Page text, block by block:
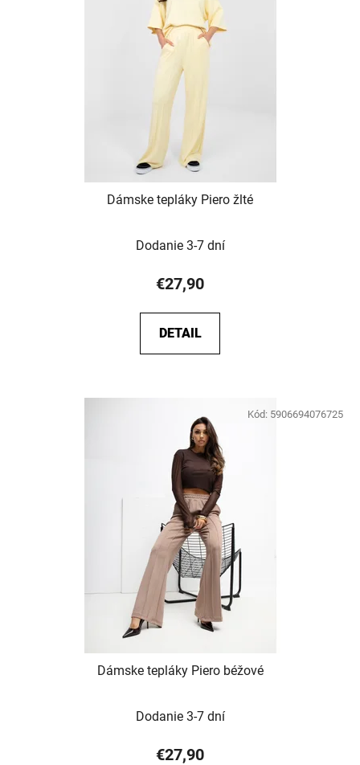
Dámske tepláky Piero žlté
Dodanie 3-7 dní
€27,90
DETAIL
Dámske tepláky Piero béžové
Dodanie 3-7 dní
€27,90
Kód: 5906694076725